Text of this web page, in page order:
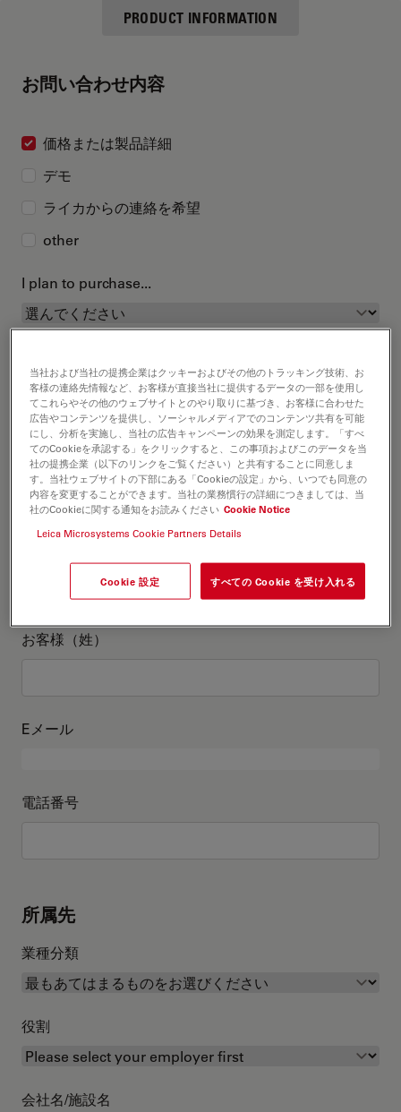
PRODUCT INFORMATION
お問い合わせ内容
価格または製品詳細
デモ
ライカからの連絡を希望
other
I plan to purchase...
お客様情報
役職 オプションの
お客様（姓）
Eメール
電話番号
所属先
業種分類
役割
会社名/施設名
当社および当社の提携企業はクッキーおよびその他のトラッキング技術、お
客様の連絡先情報など、お客様が直接当社に提供するデータの一部を使用し
てこれらやその他のウェブサイトとのやり取りに基づき、お客様に合わせた
広告やコンテンツを提供し、ソーシャルメディアでのコンテンツ共有を可能
にし、分析を実施し、当社の広告キャンペーンの効果を測定します。「すべ
てのCookieを承認する」をクリックすると、この事項およびこのデータを当
社の提携企業（以下のリンクをご覧ください）と共有することに同意しま
す。当社ウェブサイトの下部にある「Cookieの設定」から、いつでも同意の
内容を変更することができます。当社の業務慣行の詳細につきましては、当
社のCookieに関する通知をお読みください Cookie Notice
Leica Microsystems Cookie Partners Details
Cookie 設定 すべての Cookie を受け入れる